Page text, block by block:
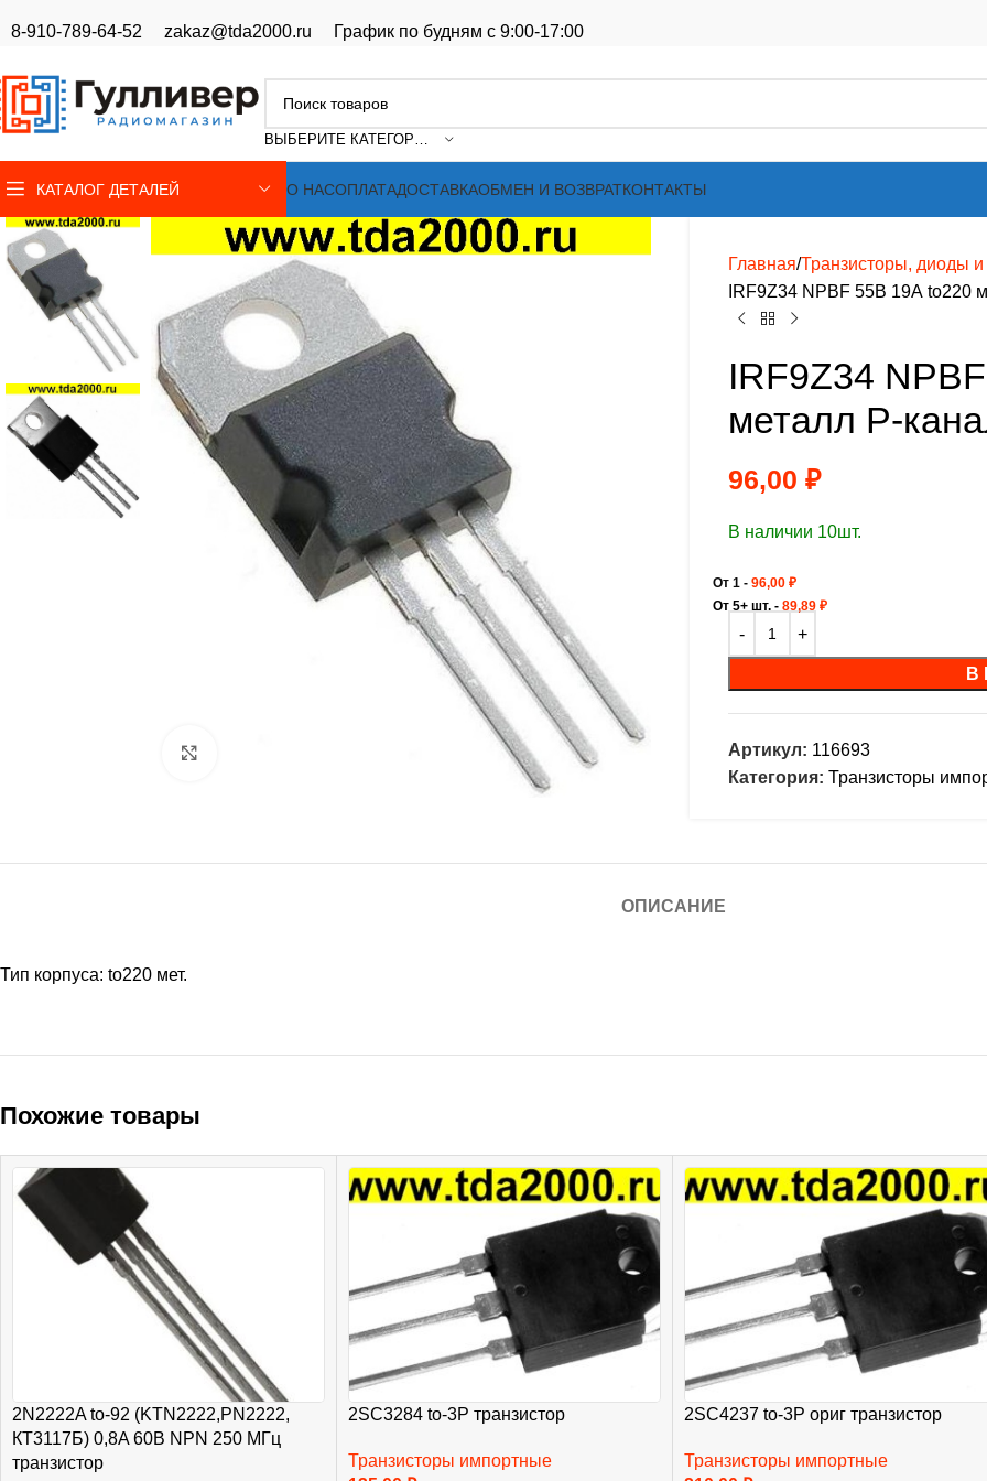
8-910-789-64-52 zakaz@tda2000.ru График по будням с 9:00-17:00
ВЫБЕРИТЕ КАТЕГОРИЮ
КАТАЛОГ ДЕТАЛЕЙ О НАСОПЛАТАДОСТАВКАОБМЕН И ВОЗВРАТКОНТАКТЫ
Главная Транзисторы, диоды и
IRF9Z34 NPBF 55В 19А to220
IRF9Z34
металл P-
96,00 ₽
В наличии 10шт.
От 1 - 96,00 ₽
От 5+ шт. - 89,89 ₽
В
Артикул: 116693
Категория: Транзисторы
ОПИСАНИЕ
Тип корпуса: to220 мет.
Похожие товары
2N2222A to-92 (KTN2222,PN2222,
КТ3117Б) 0,8A 60B NPN 250 МГц
транзистор
2SC3284 to-3P транзистор
Транзисторы импортные
2SC4237 to-3P ориг транзистор
Транзисторы импортные